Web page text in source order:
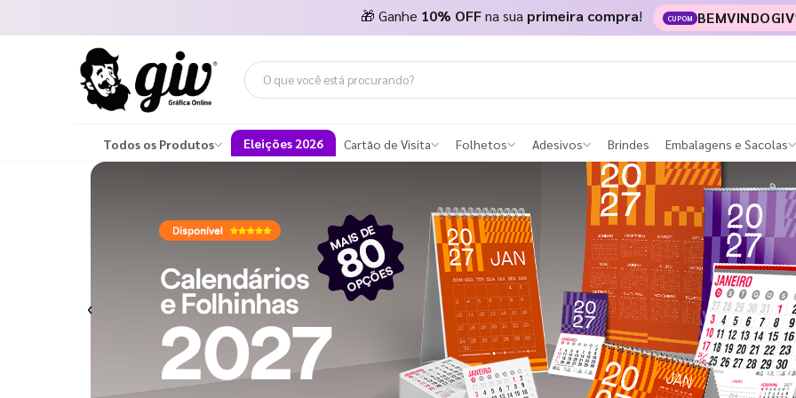
🎁 Ganhe 10% OFFna sua primeira compra! CUPOM
Todos os Produtos Eleições 2026 Cartão de Visita Folhetos Adesivos Brindes Embalagens e Sacolas
Previous